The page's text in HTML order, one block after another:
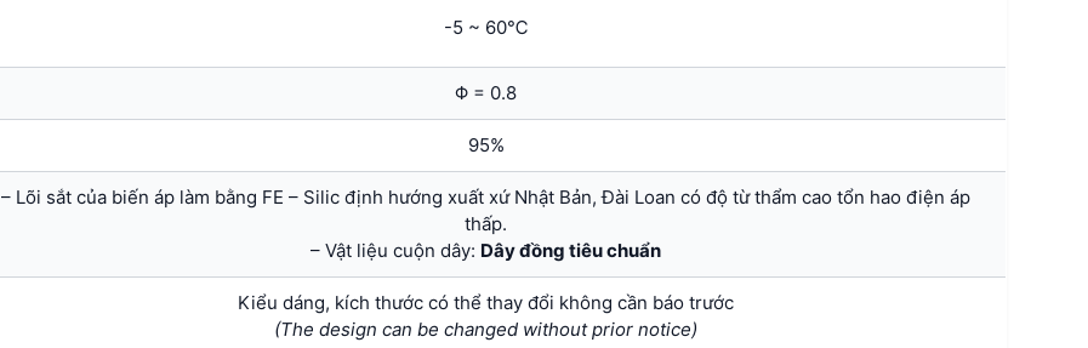
-5 ~ 60℃
Φ = 0.8
95%
– Lõi sắt của biến áp làm bằng FE – Silic định hướng xuất xứ Nhật Bản, Đài Loan có độ từ thẩm cao tổn hao điện áp
thấp.
– Vật liệu cuộn dây: Dây đồng tiêu chuẩn
Kiểu dáng, kích thước có thể thay đổi không cần báo trước
(The design can be changed without prior notice)